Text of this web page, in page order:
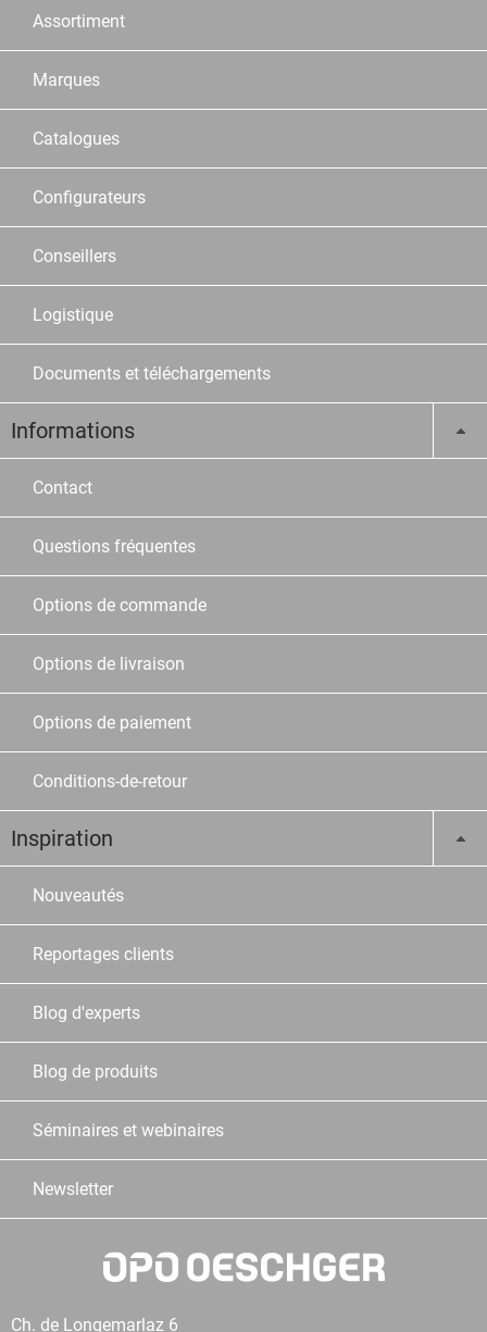
Assortiment
Marques
Catalogues
Configurateurs
Conseillers
Logistique
Documents et téléchargements
Informations
Contact
Questions fréquentes
Options de commande
Options de livraison
Options de paiement
Conditions-de-retour
Inspiration
Nouveautés
Reportages clients
Blog d'experts
Blog de produits
Séminaires et webinaires
Newsletter
Ch. de Longemarlaz 6